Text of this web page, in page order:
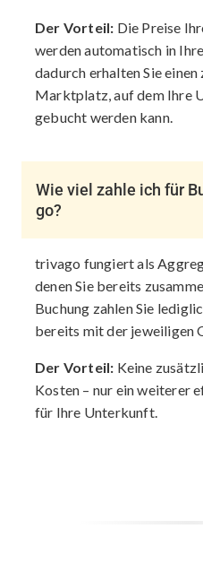
Der Vorteil: Die Preise
werden automatisch in
dadurch erhalten Sie
Marktplatz, auf dem Ihre
gebucht werden kann.
Wie viel zahle ich für
go?
trivago fungiert als
denen Sie bereits
Buchung zahlen Sie
bereits mit der jeweiligen
Der Vorteil: Keine
Kosten – nur ein weiterer
für Ihre Unterkunft.